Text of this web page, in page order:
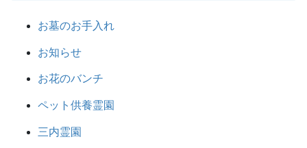
お墓のお手入れ
お知らせ
お花のバンチ
ペット供養霊園
三内霊園